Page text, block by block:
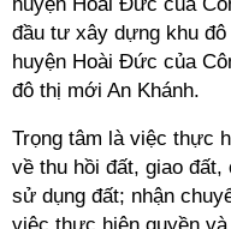
đầu tư xây dựng khu
huyện Hoài Đức của
đô thị mới An Khánh.
Trọng tâm là việc thực
về thu hồi đất, giao
sử dụng đất; nhận